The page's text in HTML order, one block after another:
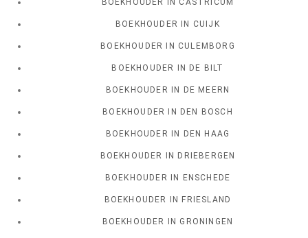
BOEKHOUDER IN CASTRICUM
BOEKHOUDER IN CUIJK
BOEKHOUDER IN CULEMBORG
BOEKHOUDER IN DE BILT
BOEKHOUDER IN DE MEERN
BOEKHOUDER IN DEN BOSCH
BOEKHOUDER IN DEN HAAG
BOEKHOUDER IN DRIEBERGEN
BOEKHOUDER IN ENSCHEDE
BOEKHOUDER IN FRIESLAND
BOEKHOUDER IN GRONINGEN